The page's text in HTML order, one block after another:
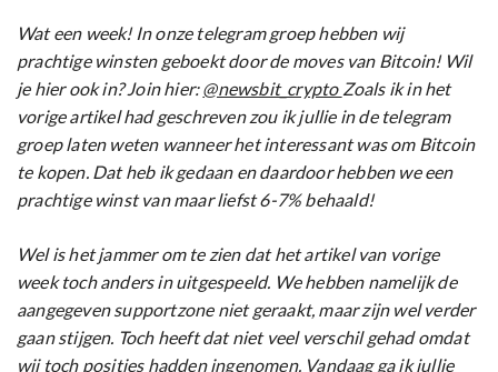
Wat een week! In onze telegram groep hebben wij
prachtige winsten geboekt door de moves van Bitcoin! Wil
je hier ook in? Join hier:@newsbit_crypto Zoals ik in het
vorige artikel had geschreven zou ik jullie in de telegram
groep laten weten wanneer het interessant was om Bitcoin
te kopen. Dat heb ik gedaan en daardoor hebben we een
prachtige winst van maar liefst 6-7% behaald!
Wel is het jammer om te zien dat het artikel van vorige
week toch anders in uitgespeeld. We hebben namelijk de
aangegeven supportzone niet geraakt, maar zijn wel verder
gaan stijgen. Toch heeft dat niet veel verschil gehad omdat
wij toch posities hadden ingenomen. Vandaag ga ik jullie